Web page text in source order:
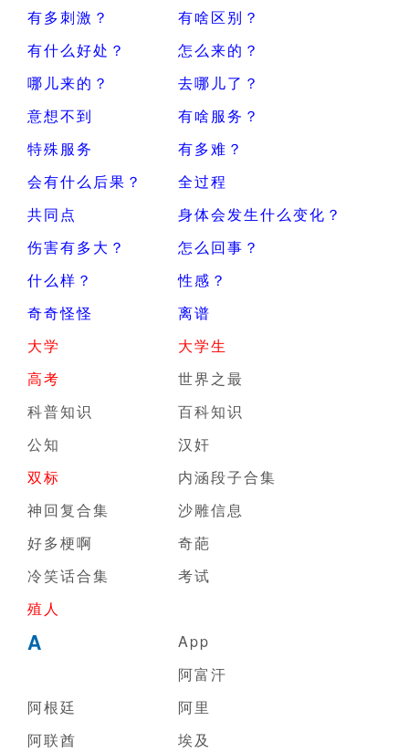
有多刺激？
有啥区别？
有什么好处？
怎么来的？
哪儿来的？
去哪儿了？
意想不到
有啥服务？
特殊服务
有多难？
会有什么后果？
全过程
共同点
身体会发生什么变化？
伤害有多大？
怎么回事？
什么样？
性感？
奇奇怪怪
离谱
大学
大学生
高考
世界之最
科普知识
百科知识
公知
汉奸
双标
内涵段子合集
神回复合集
沙雕信息
好多梗啊
奇葩
冷笑话合集
考试
殖人
A
App
阿富汗
阿根廷
阿里
阿联酋
埃及